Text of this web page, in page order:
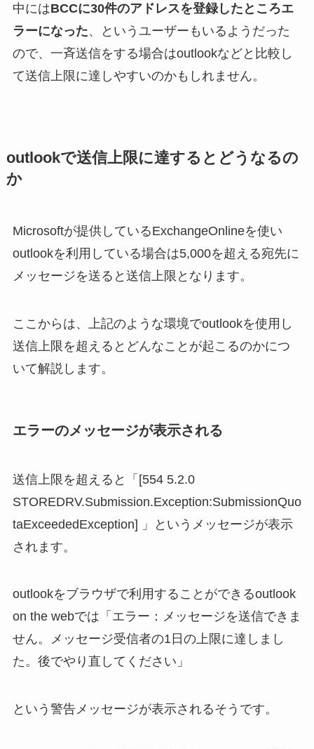
中にはBCCに30件のアドレスを登録したところエ
ラーになった、というユーザーもいるようだった
ので、一斉送信をする場合はoutlookなどと比較し
て送信上限に達しやすいのかもしれません。
outlookで送信上限に達するとどうなるの
か
Microsoftが提供しているExchangeOnlineを使い
outlookを利用している場合は5,000を超える宛先に
メッセージを送ると送信上限となります。
ここからは、上記のような環境でoutlookを使用し
送信上限を超えるとどんなことが起こるのかにつ
いて解説します。
エラーのメッセージが表示される
送信上限を超えると「[554 5.2.0
STOREDRV.Submission.Exception:SubmissionQuo
taExceededException] 」というメッセージが表示
されます。
outlookをブラウザで利用することができるoutlook
on the webでは「エラー：メッセージを送信できま
せん。メッセージ受信者の1日の上限に達しまし
た。後でやり直してください」
という警告メッセージが表示されるそうです。